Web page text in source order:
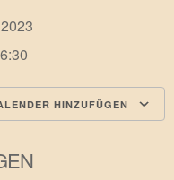
2023
HINZUFÜGEN